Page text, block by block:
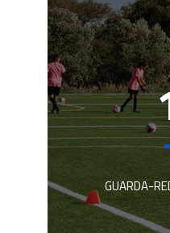
GUARDA-